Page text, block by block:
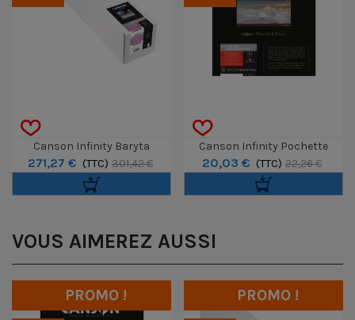
Canson Infinity Baryta
Photographique II Rouleau 36"
/ 12m
271,27 € (TTC) 301,42 €
Canson Infinity Pochette
Découverte Somerset A4 8f
20,03 € (TTC) 22,26 €
VOUS AIMEREZ AUSSI
PROMO ! PROMO !